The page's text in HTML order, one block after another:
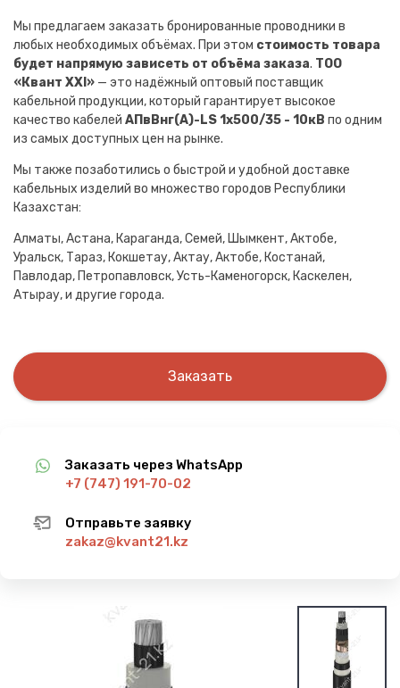
Мы предлагаем заказать бронированные проводники в
любых необходимых объёмах. При этом стоимость товара
будет напрямую зависеть от объёма заказа. ТОО
«Квант XXI» — это надёжный оптовый поставщик
кабельной продукции, который гарантирует высокое
качество кабелей АПвВнг(A)-LS 1х500/35 - 10кВ по одним
из самых доступных цен на рынке.
Мы также позаботились о быстрой и удобной доставке
кабельных изделий во множество городов Республики
Казахстан:
Алматы, Астана, Караганда, Семей, Шымкент, Актобе,
Уральск, Тараз, Кокшетау, Актау, Актобе, Костанай,
Павлодар, Петропавловск, Усть-Каменогорск, Каскелен,
Атырау, и другие города.
Заказать
Заказать через WhatsApp
+7 (747) 191-70-02
Отправьте заявку
zakaz@kvant21.kz